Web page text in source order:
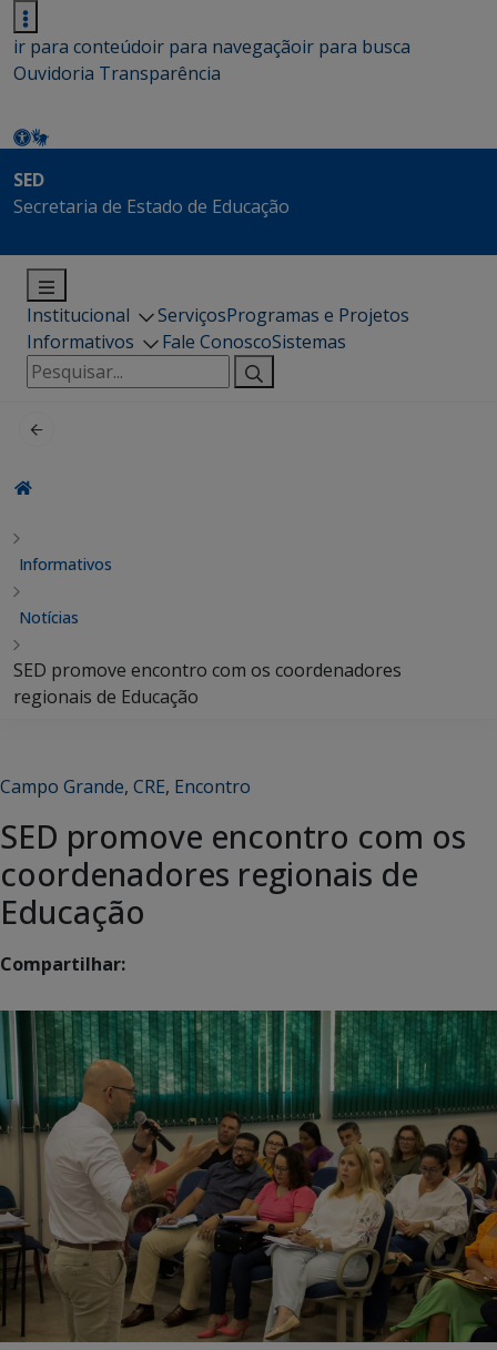
ir para conteúdoir para navegaçãoir para busca
Ouvidoria Transparência
SED
Secretaria de Estado de Educação
Institucional ServiçosProgramas e Projetos
Informativos
Fale ConoscoSistemas
Pesquisar
por:
Informativos
Notícias
SED promove encontro com os coordenadores
regionais de Educação
Campo Grande, CRE, Encontro
SED promove encontro com os
coordenadores regionais de
Educação
Compartilhar: